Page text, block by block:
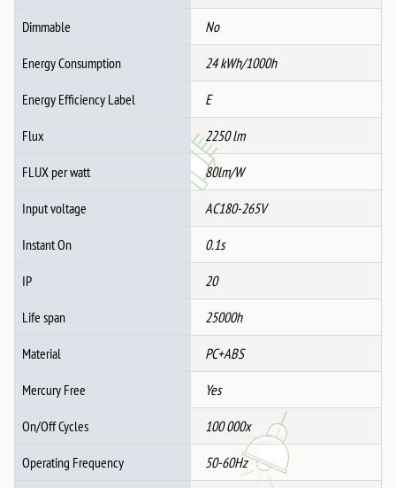
Dimmable No
Energy Consumption 24 kWh/1000h
Energy Efficiency Label E
Flux 2250 lm
FLUX per watt 80lm/W
Input voltage AC180-265V
Instant On 0.1s
IP 20
Life span 25000h
Material PC+ABS
Mercury Free Yes
On/Off Cycles 100 000x
Operating Frequency 50-60Hz